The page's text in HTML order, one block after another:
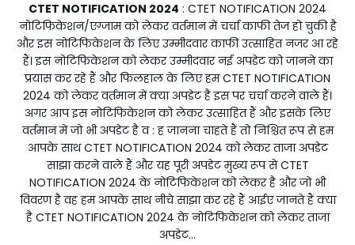
CTET NOTIFICATION 2024 : CTET NOTIFICATION 2024
नोटिफिकेशन/एग्जाम को लेकर वर्तमान में चर्चा काफी तेज हो चुकी है
और इस नोटिफिकेशन के लिए उम्मीदवार काफी उत्साहित नजर आ रहे
हैं। इस नोटिफिकेशन को लेकर उम्मीदवार नई अपडेट को जानने का
प्रयास कर रहे हैं और फिलहाल के लिए हम CTET NOTIFICATION
2024 को लेकर वर्तमान में क्या अपडेट है इस पर चर्चा करने वाले हैं।
अगर आप इस नोटिफिकेशन को लेकर उत्साहित हैं और इसके लिए
वर्तमान में जो भी अपडेट है व : ह जानना चाहते हैं तो निश्चित रूप से हम
आपके साथ CTET NOTIFICATION 2024 को लेकर ताजा अपडेट
साझा करने वाले हैं और यह पूरी अपडेट मुख्य रूप से CTET
NOTIFICATION 2024 के नोटिफिकेशन को लेकर है और जो भी
विवरण है वह हम आपके साथ नीचे साझा कर रहे हैं आईए जानते हैं क्या
है CTET NOTIFICATION 2024 के नोटिफिकेशन को लेकर ताजा
अपडेट...